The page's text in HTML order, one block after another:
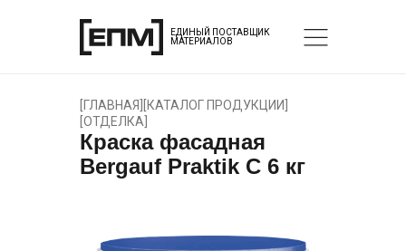
ЕДИНЫЙ ПОСТАВЩИК
МАТЕРИАЛОВ
ГЛАВНАЯ КАТАЛОГ ПРОДУКЦИИ
ОТДЕЛКА
Краска фасадная
Bergauf Praktik С 6 кг